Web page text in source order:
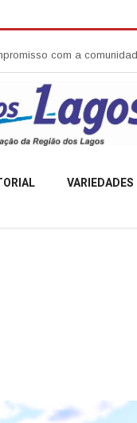
a comunidadeSecretaria
VARIEDADES